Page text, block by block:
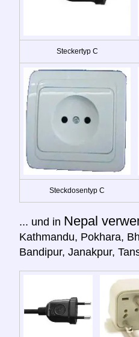
Steckertyp C
Steckdosentyp C
... und in Nepal
Kathmandu, Pokhara,
Bandipur, Janakpur,